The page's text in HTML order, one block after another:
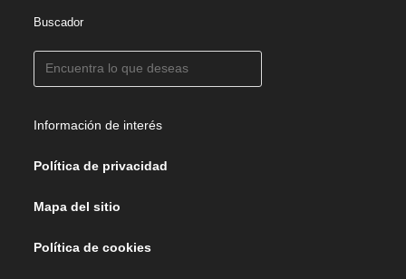
Buscador
Información de interés
Política de privacidad
Mapa del sitio
Política de cookies